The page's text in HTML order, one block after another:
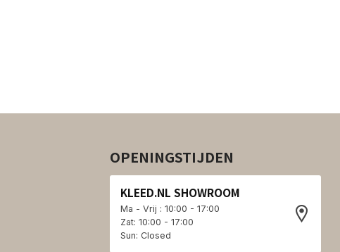
OPENINGSTIJDEN
KLEED.NL SHOWROOM
Ma - Vrij : 10:00 - 17:00
Zat: 10:00 - 17:00
Sun: Closed